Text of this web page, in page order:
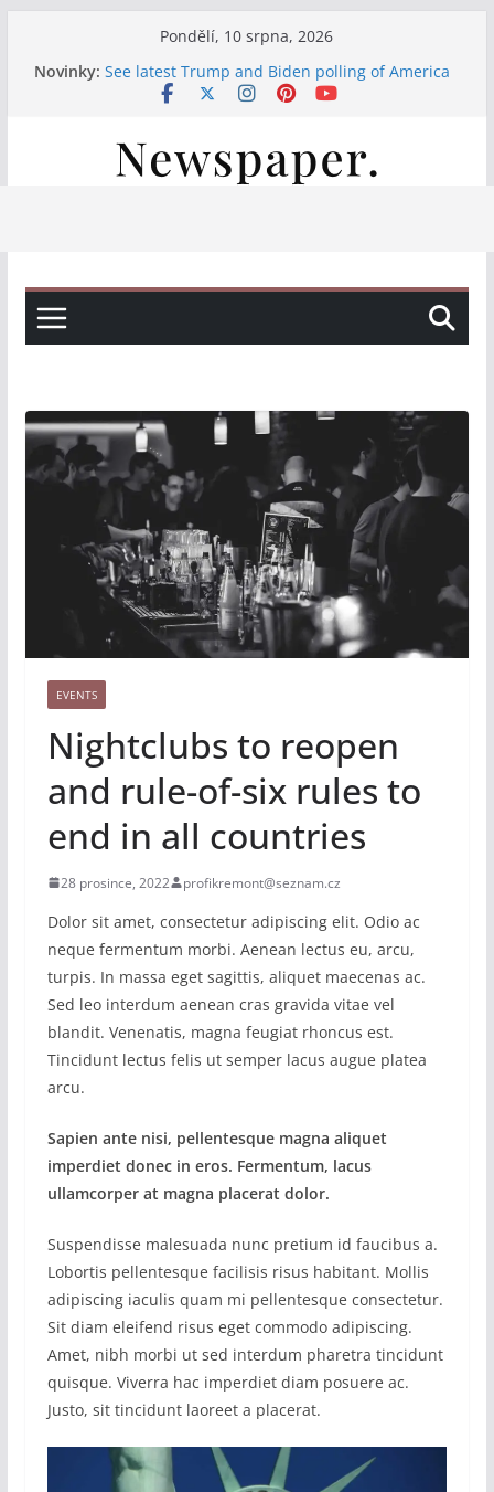
Pondělí, 10 srpna, 2026
Novinky: See latest Trump and Biden polling of America
Італійські вина, свіжі закуски та смачна паста:
Італійські вина та смачні закуски на нашій
терасі
Італійські вина та свіжі закуски на нашій
EVENTS
Nightclubs to reopen
and rule-of-six rules to
end in all countries
28 prosince, 2022 profikremont@seznam.cz
Dolor sit amet, consectetur adipiscing elit. Odio ac
neque fermentum morbi. Aenean lectus eu, arcu,
turpis. In massa eget sagittis, aliquet maecenas ac.
Sed leo interdum aenean cras gravida vitae vel
blandit. Venenatis, magna feugiat rhoncus est.
Tincidunt lectus felis ut semper lacus augue platea
arcu.
Sapien ante nisi, pellentesque magna aliquet
imperdiet donec in eros. Fermentum, lacus
ullamcorper at magna placerat dolor.
Suspendisse malesuada nunc pretium id faucibus a.
Lobortis pellentesque facilisis risus habitant. Mollis
adipiscing iaculis quam mi pellentesque consectetur.
Sit diam eleifend risus eget commodo adipiscing.
Amet, nibh morbi ut sed interdum pharetra tincidunt
quisque. Viverra hac imperdiet diam posuere ac.
Justo, sit tincidunt laoreet a placerat.